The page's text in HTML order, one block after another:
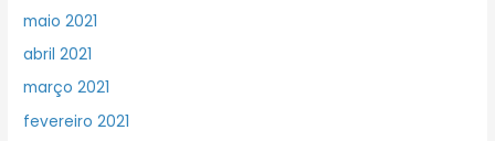
maio 2021
abril 2021
março 2021
fevereiro 2021